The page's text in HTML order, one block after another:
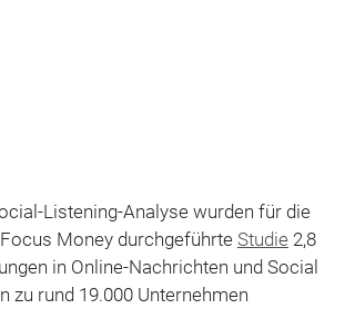
Listening-Analyse wurden für die
Money durchgeführte Studie 2,8
in Online-Nachrichten und Social
zu rund 19.000 Unternehmen